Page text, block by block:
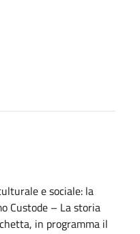
e sociale: la
Custode – La storia
in programma il